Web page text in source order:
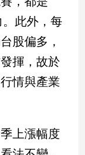
此外，每
股偏多，
揮，故於
情與產業
上漲幅度